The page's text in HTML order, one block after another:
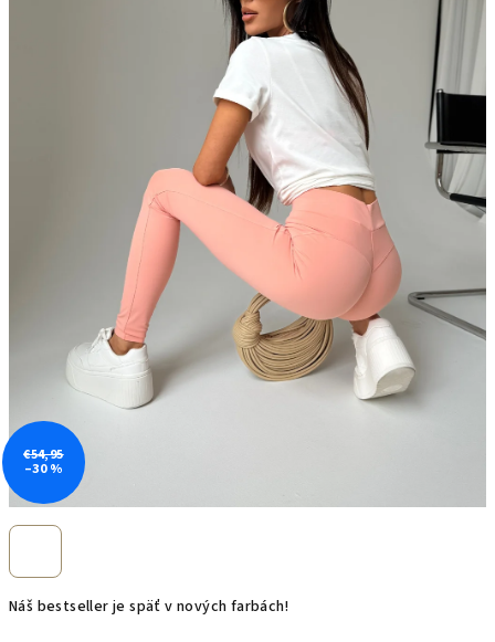
Náš bestseller je späť v nových farbách!
€54,95
–30 %